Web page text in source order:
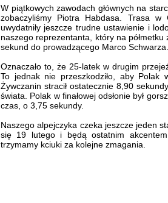
W piątkowych zawodach głównych na
zobaczyliśmy Piotra Habdasa. Trasa w
uwydatniły jeszcze trudne ustawienie i
naszego reprezentanta, który na
sekund do prowadzącego Marco
Oznaczało to, że 25-latek w drugim
To jednak nie przeszkodziło, aby Polak
Żywczanin stracił ostatecznie 8,90
świata. Polak w finałowej odsłonie był
czas, o 3,75 sekundy.
Naszego alpejczyka czeka jeszcze jeden
się 19 lutego i będą ostatnim
trzymamy kciuki za kolejne zmagania.